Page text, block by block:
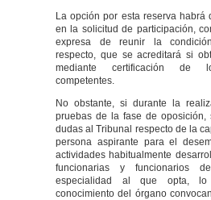
La opción por esta reserva habrá
en la solicitud de participación,
expresa de reunir la
respecto, que se acreditará si
mediante certificación de
competentes.
No obstante, si durante la
pruebas de la fase de oposición,
dudas al Tribunal respecto de la
persona aspirante para el
actividades habitualmente
funcionarias y funcionarios
especialidad al que opta,
conocimiento del órgano